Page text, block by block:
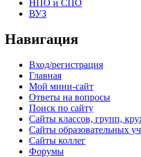
НПО и СПО
ВУЗ
Навигация
Вход/регистрация
Главная
Мой мини-сайт
Ответы на вопросы
Поиск по сайту
Сайты классов, групп,
Сайты образовательных
Сайты коллег
Форумы